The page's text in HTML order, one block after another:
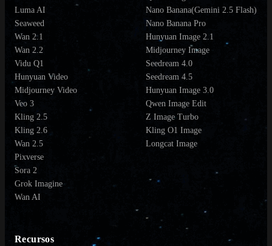
Luma AI
Seaweed
Wan 2.1
Wan 2.2
Vidu Q1
Hunyuan Video
Midjourney Video
Veo 3
Kling 2.5
Kling 2.6
Wan 2.5
Pixverse
Sora 2
Grok Imagine
Wan AI
Nano Banana(Gemini 2.5 Flash)
Nano Banana Pro
Hunyuan Image 2.1
Midjourney Image
Seedream 4.0
Seedream 4.5
Hunyuan Image 3.0
Qwen Image Edit
Z Image Turbo
Kling O1 Image
Longcat Image
Recursos